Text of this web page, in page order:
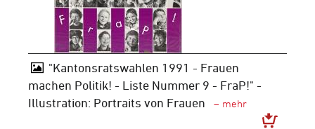
"Kantonsratswahlen 1991 - Frauen
machen Politik! - Liste Nummer 9 - FraP!" -
Illustration: Portraits von Frauen